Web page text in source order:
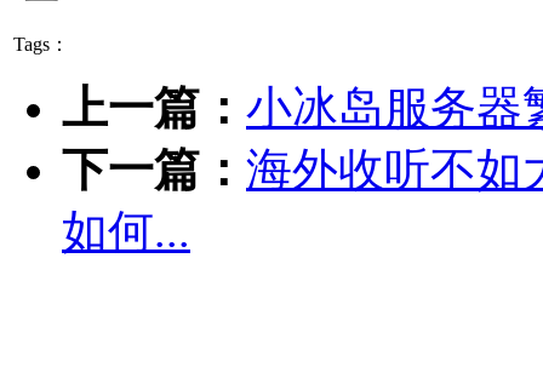
Tags：
上一篇： 小冰岛服务器
下一篇： 海外收听不如
如何...